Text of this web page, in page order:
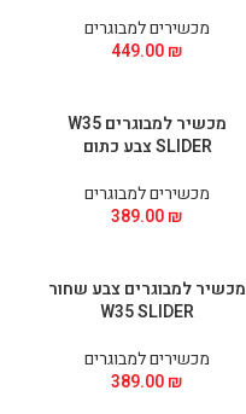
מכשירים למבוגרים
449.00₪
מכשיר למבוגרים W35
SLIDER צבע כתום
מכשירים למבוגרים
389.00₪
מכשיר למבוגרים צבע שחור
W35 SLIDER
מכשירים למבוגרים
389.00₪